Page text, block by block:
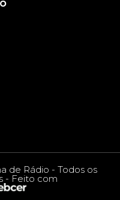
de Rádio - Todos os